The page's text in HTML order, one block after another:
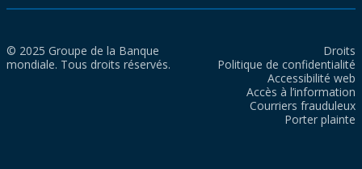
© 2025 Groupe de la Banque
mondiale. Tous droits réservés.
Droits
Politique de confidentialité
Accessibilité web
Accès à l’information
Courriers frauduleux
Porter plainte